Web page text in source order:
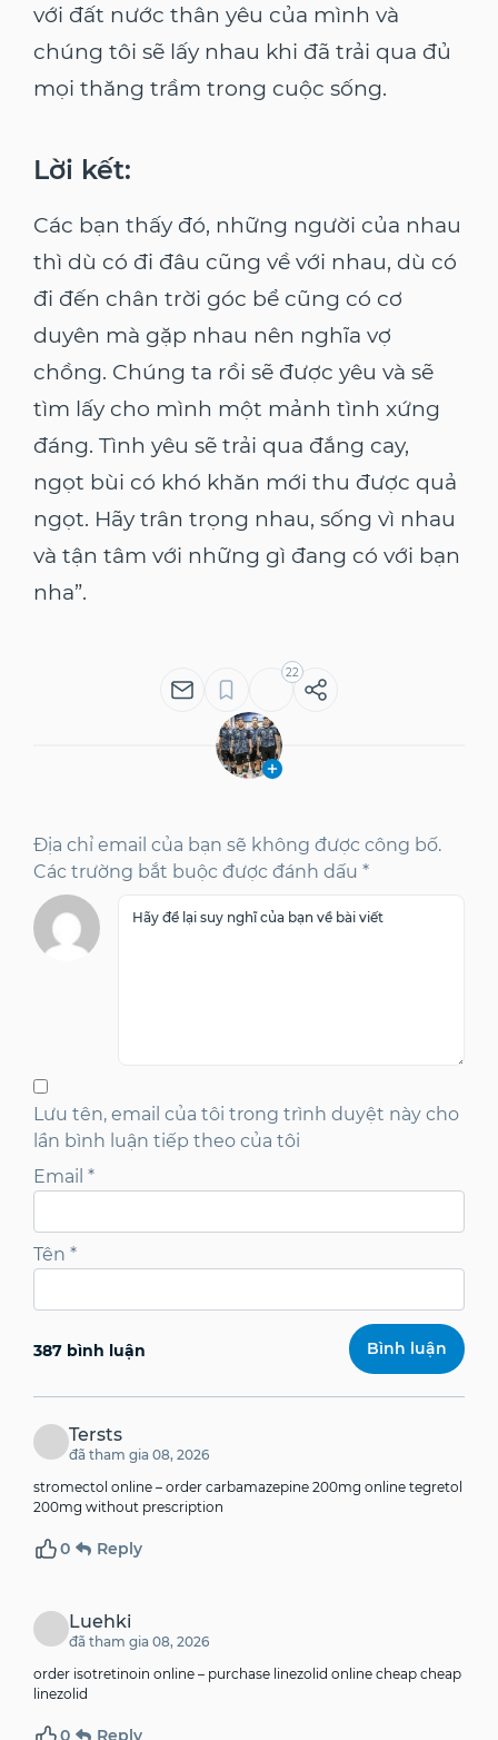
với đất nước thân yêu của mình và
chúng tôi sẽ lấy nhau khi đã trải qua đủ
mọi thăng trầm trong cuộc sống.
Lời kết:
Các bạn thấy đó, những người của nhau
thì dù có đi đâu cũng về với nhau, dù có
đi đến chân trời góc bể cũng có cơ
duyên mà gặp nhau nên nghĩa vợ
chồng. Chúng ta rồi sẽ được yêu và sẽ
tìm lấy cho mình một mảnh tình xứng
đáng. Tình yêu sẽ trải qua đắng cay,
ngọt bùi có khó khăn mới thu được quả
ngọt. Hãy trân trọng nhau, sống vì nhau
và tận tâm với những gì đang có với bạn
nha”.
22
Địa chỉ email của bạn sẽ không được công bố.
Các trường bắt buộc được đánh dấu *
Lưu tên, email của tôi trong trình duyệt này cho
lần bình luận tiếp theo của tôi
Email *
Tên *
387 bình luận
Tersts
đã tham gia 08, 2026
stromectol online – order carbamazepine 200mg online tegretol
200mg without prescription
0 Reply
Luehki
đã tham gia 08, 2026
order isotretinoin online – purchase linezolid online cheap cheap
linezolid
0 Reply